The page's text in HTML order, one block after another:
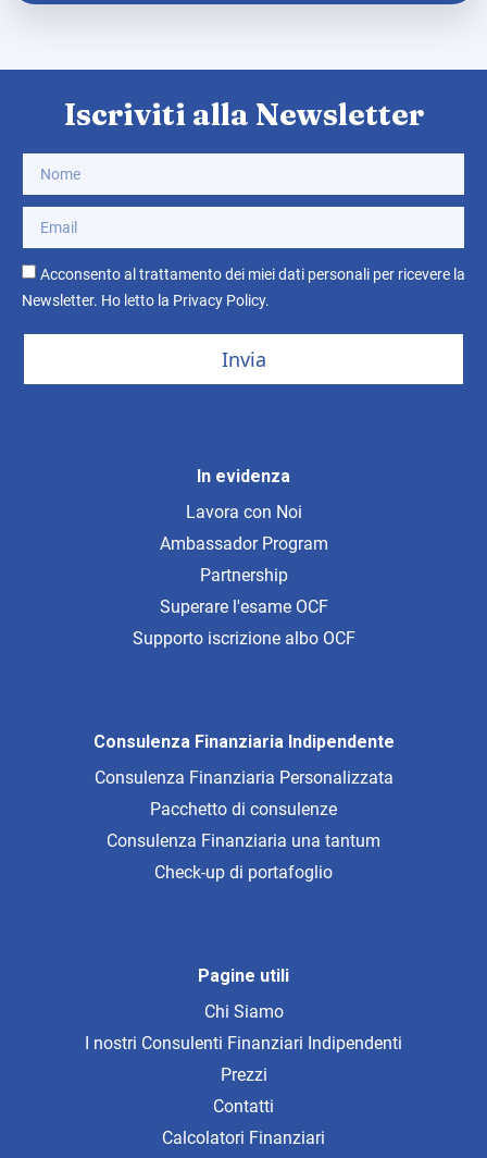
Pagine utili
Chi Siamo
I nostri Consulenti Finanziari Indipendenti
Prezzi
Contatti
Calcolatori Finanziari
Consulenza Finanziaria Indipendente
Consulenza Finanziaria Personalizzata
Pacchetto di consulenze
Consulenza Finanziaria una tantum
Check-up di portafoglio
In evidenza
Lavora con Noi
Ambassador Program
Partnership
Superare l'esame OCF
Supporto iscrizione albo OCF
Iscriviti alla Newsletter
Acconsento al trattamento dei miei dati personali per ricevere la
Newsletter. Ho letto la Privacy Policy.
Invia